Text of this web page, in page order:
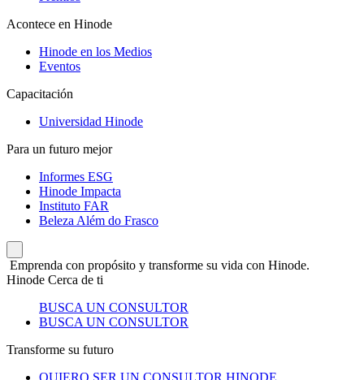
Acontece en Hinode
Hinode en los Medios
Eventos
Capacitación
Universidad Hinode
Para un futuro mejor
Informes ESG
Hinode Impacta
Instituto FAR
Beleza Além do Frasco
Emprenda con propósito y transforme su vida con Hinode.
Hinode Cerca de ti
BUSCA UN CONSULTOR
BUSCA UN CONSULTOR
Transforme su futuro
QUIERO SER UN CONSULTOR HINODE